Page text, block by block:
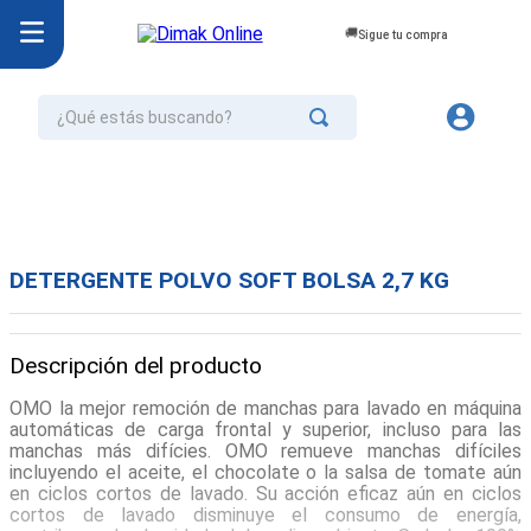
Sigue tu compra
DETERGENTE POLVO SOFT BOLSA 2,7 KG
Descripción del producto
OMO la mejor remoción de manchas para lavado en máquina
automáticas de carga frontal y superior, incluso para las
manchas más difícies. OMO remueve manchas difíciles
incluyendo el aceite, el chocolate o la salsa de tomate aún
en ciclos cortos de lavado. Su acción eficaz aún en ciclos
cortos de lavado disminuye el consumo de energía,
3
confort
4.
omo
5 .
aceite
6
azucar
7.
galletas
8.
mayonesa